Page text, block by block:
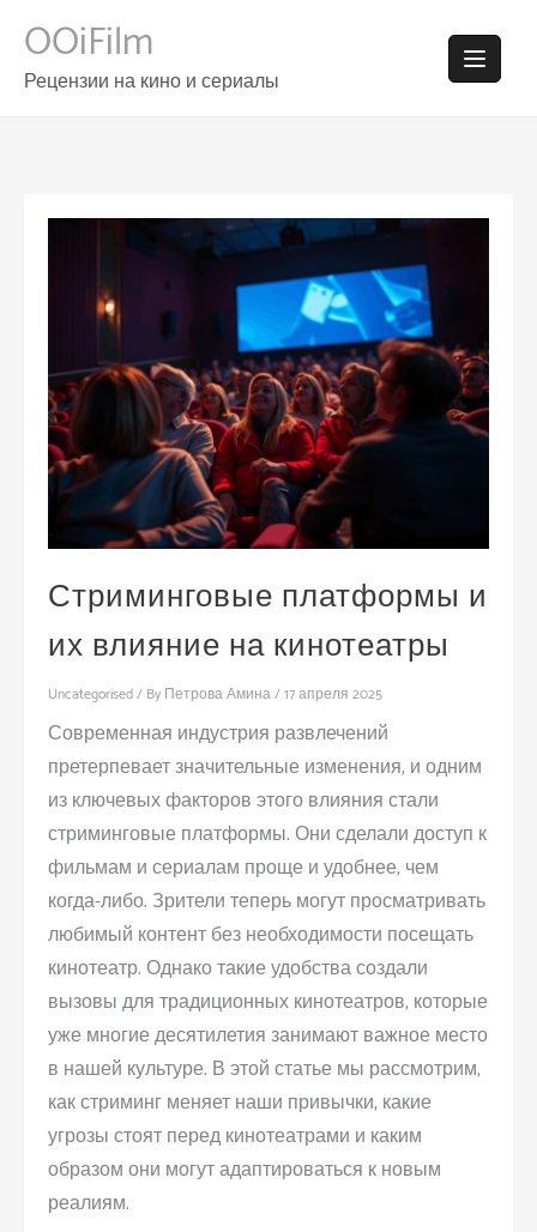
content
OOiFilm
Рецензии на кино и сериалы
Стриминговые платформы и
их влияние на кинотеатры
Uncategorised/ By Петрова Амина/17 апреля 2025
Современная индустрия развлечений
претерпевает значительные изменения, и одним
из ключевых факторов этого влияния стали
стриминговые платформы. Они сделали доступ к
фильмам и сериалам проще и удобнее, чем
когда-либо. Зрители теперь могут просматривать
любимый контент без необходимости посещать
кинотеатр. Однако такие удобства создали
вызовы для традиционных кинотеатров, которые
уже многие десятилетия занимают важное место
в нашей культуре. В этой статье мы рассмотрим,
как стриминг меняет наши привычки, какие
угрозы стоят перед кинотеатрами и каким
образом они могут адаптироваться к новым
реалиям.